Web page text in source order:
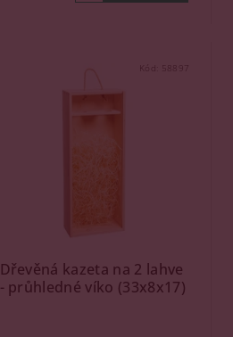
Kód: 58897
Dřevěná kazeta na 2 lahve
- průhledné víko (33x8x17)